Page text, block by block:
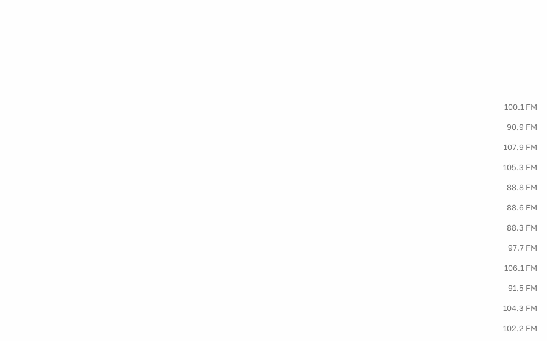
100.1 FM
90.9 FM
107.9 FM
105.3 FM
88.8 FM
88.6 FM
88.3 FM
97.7 FM
106.1 FM
91.5 FM
104.3 FM
102.2 FM